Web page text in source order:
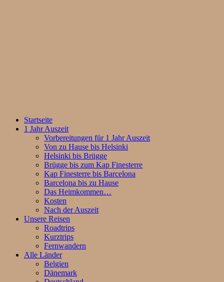
Startseite
1 Jahr Auszeit
Vorbereitungen für 1 Jahr Auszeit
Von zu Hause bis Helsinki
Helsinki bis Brügge
Brügge bis zum Kap Finesterre
Kap Finesterre bis Barcelona
Barcelona bis zu Hause
Das Heimkommen…
Kosten
Nach der Auszeit
Unsere Reisen
Roadtrips
Kurztrips
Fernwandern
Alle Länder
Belgien
Dänemark